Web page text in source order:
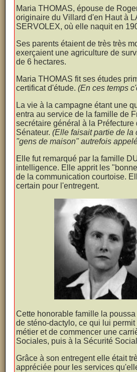
Maria THOMAS, épouse de
originaire du Villard d'en Haut à
SERVOLEX, où elle naquit en
Ses parents étaient de très très
exerçaient une agriculture de
de 6 hectares.
Maria THOMAS fit ses études
certificat d'étude.(En ces temps
La vie à la campagne étant une
entra au service de la famille de
secrétaire général à la
Sénateur.(Elle faisait partie de la
"gens de maison" autrefois
Elle fut remarqué par la famille
intelligence. Elle apprit les
de la communication courtoise.
certain pour l'entregent.
Cette honorable famille la
de sténo-dactylo, ce qui lui
métier et de commencer une
Sociales, puis à la Sécurité
Grâce à son entregent elle était
appréciée pour les services